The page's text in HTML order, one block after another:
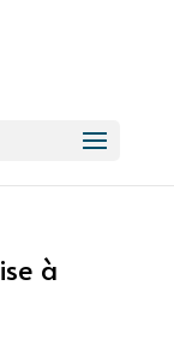
à